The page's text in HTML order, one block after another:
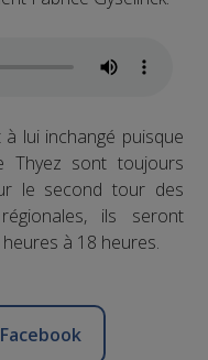
lui inchangé puisque
Thyez sont toujours
le second tour des
ils seront
à 18 heures.